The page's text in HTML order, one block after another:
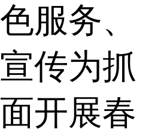
服务、
传为抓
开展春